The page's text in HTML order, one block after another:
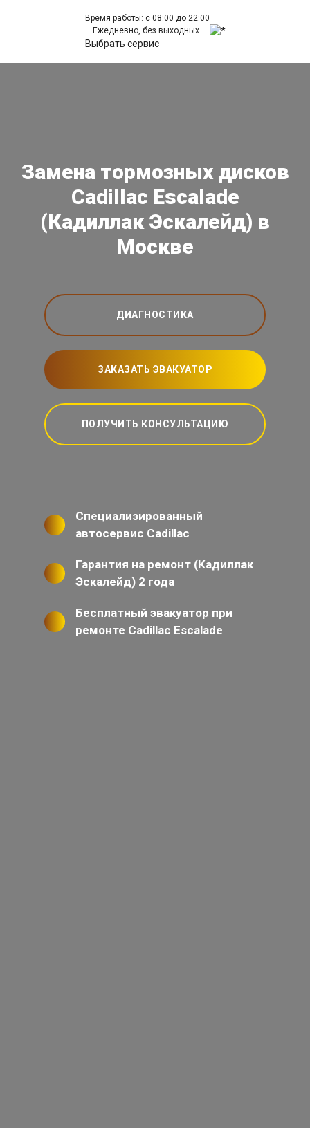
Время работы: с 08:00 до 22:00
Ежедневно, без выходных.
Выбрать сервис
Замена тормозных дисков
Cadillac Escalade
(Кадиллак Эскалейд) в
Москве
ДИАГНОСТИКА
ЗАКАЗАТЬ ЭВАКУАТОР
ПОЛУЧИТЬ КОНСУЛЬТАЦИЮ
Специализированный
автосервис Cadillac
Гарантия на ремонт (Кадиллак
Эскалейд) 2 года
Бесплатный эвакуатор при
ремонте Cadillac Escalade